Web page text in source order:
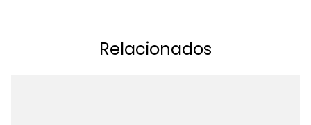
Relacionados